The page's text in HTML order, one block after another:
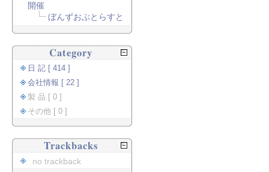
開催
ぼんずおぶとらすと
Category
日 記 [ 414 ]
会社情報 [ 22 ]
製 品 [ 0 ]
その他 [ 0 ]
Trackbacks
no trackback